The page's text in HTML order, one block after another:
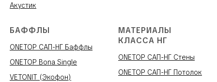
Акустик
БАФФЛЫ
ONETOP САП-НГ Баффлы
ONETOP Bona Single
VETONIT (Экофон)
МАТЕРИАЛЫ
КЛАССА НГ
ONETOP САП-НГ Стены
ONETOP САП-НГ Потолок